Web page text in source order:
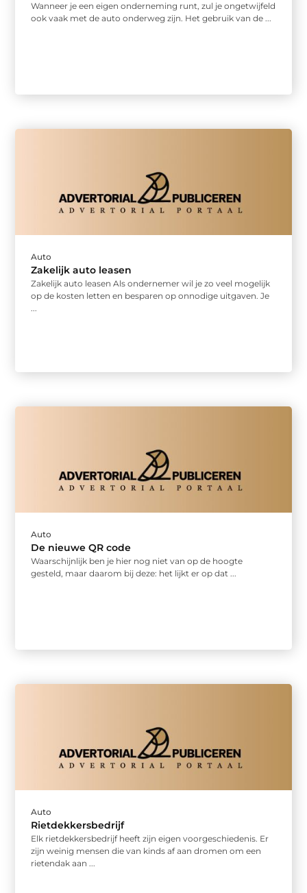
Wanneer je een eigen onderneming runt, zul je ongetwijfeld
ook vaak met de auto onderweg zijn. Het gebruik van de ...
Auto
Zakelijk auto leasen
Zakelijk auto leasen Als ondernemer wil je zo veel mogelijk
op de kosten letten en besparen op onnodige uitgaven. Je
...
Auto
De nieuwe QR code
Waarschijnlijk ben je hier nog niet van op de hoogte
gesteld, maar daarom bij deze: het lijkt er op dat ...
Auto
Rietdekkersbedrijf
Elk rietdekkersbedrijf heeft zijn eigen voorgeschiedenis. Er
zijn weinig mensen die van kinds af aan dromen om een
rietendak aan ...